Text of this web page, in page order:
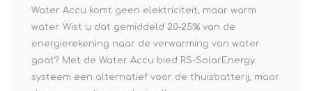
Water Accu komt geen elektriciteit, maar warm
water. Wist u dat gemiddeld 20-25% van de
energierekening naar de verwarming van water
gaat? Met de Water Accu bied RS-SolarEnergy
systeem een alternatief voor de thuisbatterij, maar